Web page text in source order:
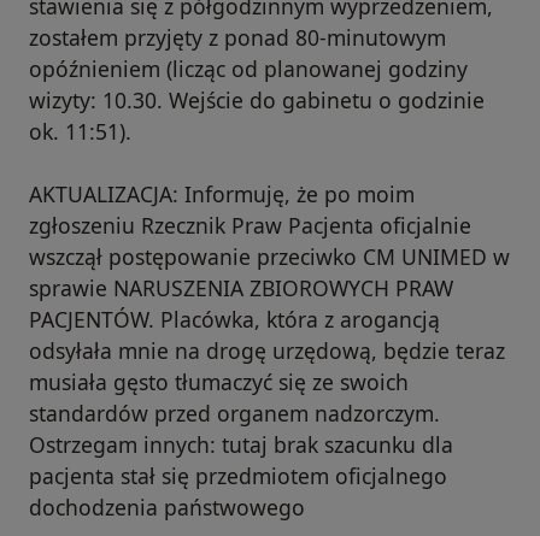
stawienia się z półgodzinnym wyprzedzeniem,
zostałem przyjęty z ponad 80-minutowym
opóźnieniem (licząc od planowanej godziny
wizyty: 10.30. Wejście do gabinetu o godzinie
ok. 11:51).
AKTUALIZACJA: Informuję, że po moim
zgłoszeniu Rzecznik Praw Pacjenta oficjalnie
wszczął postępowanie przeciwko CM UNIMED w
sprawie NARUSZENIA ZBIOROWYCH PRAW
PACJENTÓW. Placówka, która z arogancją
odsyłała mnie na drogę urzędową, będzie teraz
musiała gęsto tłumaczyć się ze swoich
standardów przed organem nadzorczym.
Ostrzegam innych: tutaj brak szacunku dla
pacjenta stał się przedmiotem oficjalnego
dochodzenia państwowego